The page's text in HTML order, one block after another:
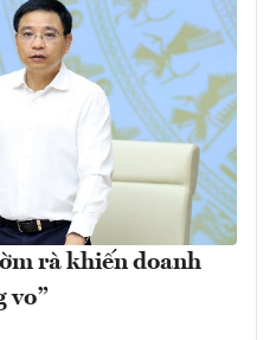
rà khiến doanh
vo”